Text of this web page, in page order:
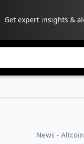
Get expert insights &
News -